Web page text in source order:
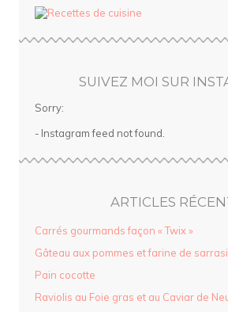
SUIVEZ MOI SUR
Sorry:
- Instagram feed not found.
ARTICLES
Carrés gourmands façon « Twix »
Gâteau aux pommes et farine de
Pain cocotte
Raviolis au Foie gras et au Caviar de